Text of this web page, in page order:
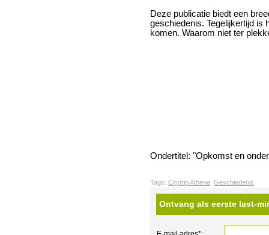
Deze publicatie biedt een
geschiedenis. Tegelijkertijd is
komen. Waarom niet ter
Ondertitel: "Opkomst en
Tags: Citytrip Athene Geschiedenis
Ontvang als eerste last-